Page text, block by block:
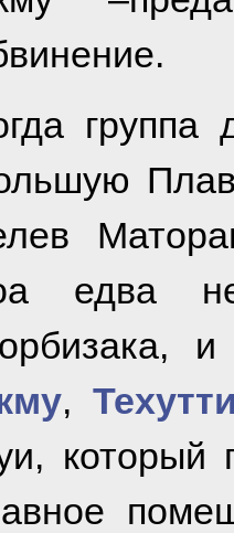
группа
едва
,
который